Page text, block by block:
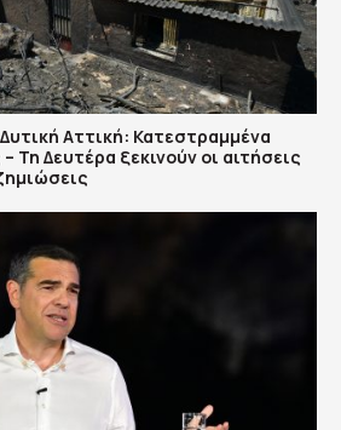
Αττική: Κατεστραμμένα
Τη Δευτέρα ξεκινούν οι αιτήσεις